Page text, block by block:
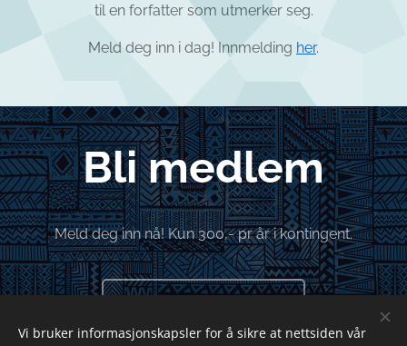
til en forfatter som utmerker seg.
Meld deg inn i dag! Innmelding her.
Bli medlem
Meld deg inn nå! Kun 300,- pr år i kontingent.
Vi bruker informasjonskapsler for å sikre at nettsiden vår